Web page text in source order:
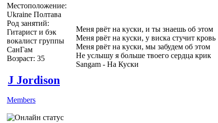
Местоположение:
Ukraine Полтава
Род занятий:
Гитарист и бэк
вокалист группы
СанГам
Возраст: 35
Меня рвёт на куски, и ты знаешь об этом
Меня рвёт на куски, у виска стучит кровь
Меня рвёт на куски, мы забудем об этом
Не услышу я больше твоего сердца крик
Sangam - На Куски
J Jordison
Members